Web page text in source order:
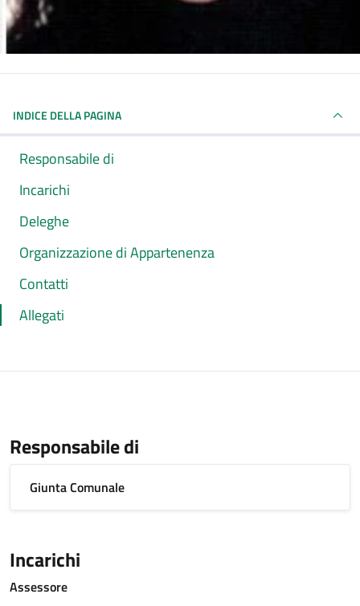
INDICE DELLA PAGINA
Responsabile di
Incarichi
Deleghe
Organizzazione di Appartenenza
Contatti
Allegati
Responsabile di
Giunta Comunale
Incarichi
Assessore